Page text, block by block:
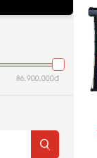
86,900,000đ